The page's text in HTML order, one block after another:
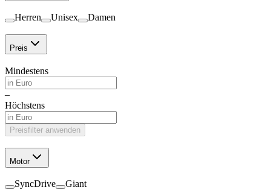
Herren Unisex Damen
Preis
Mindestens
–
Höchstens
Preisfilter anwenden
Motor
SyncDrive Giant